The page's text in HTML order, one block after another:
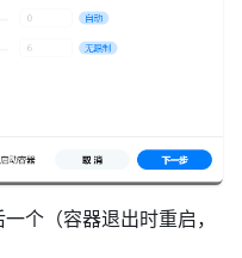
个（容器退出时重启，